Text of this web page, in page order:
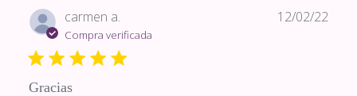
carmen a.
Compra verificada
Gracias
12/02/22